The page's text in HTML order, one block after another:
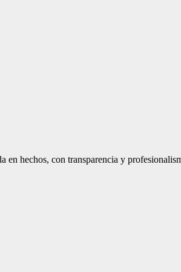
en hechos, con transparencia y